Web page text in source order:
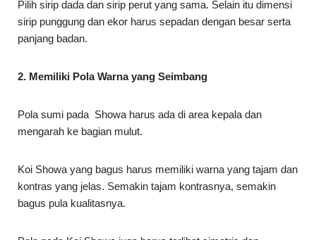
Pilih sirip dada dan sirip perut yang sama. Selain itu dimensi
sirip punggung dan ekor harus sepadan dengan besar serta
panjang badan.
2. Memiliki Pola Warna yang Seimbang
Pola sumi pada Showa harus ada di area kepala dan
mengarah ke bagian mulut.
Koi Showa yang bagus harus memiliki warna yang tajam dan
kontras yang jelas. Semakin tajam kontrasnya, semakin
bagus pula kualitasnya.